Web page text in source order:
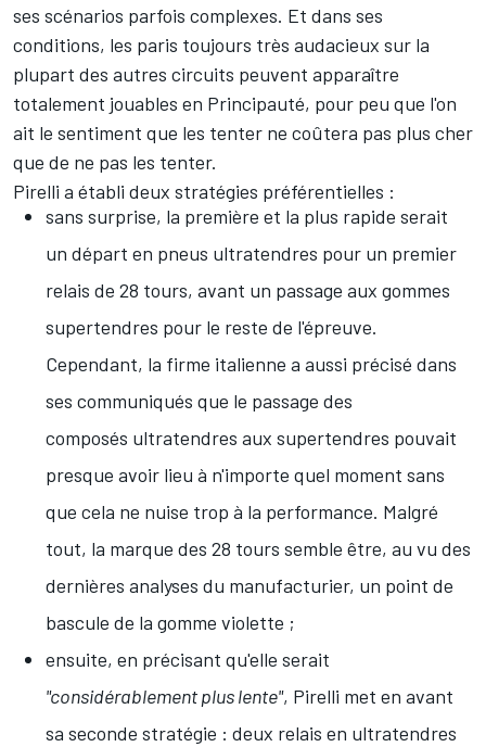
ses scénarios parfois complexes. Et dans ses
conditions, les paris toujours très audacieux sur la
plupart des autres circuits peuvent apparaître
totalement jouables en Principauté, pour peu que l'on
ait le sentiment que les tenter ne coûtera pas plus cher
que de ne pas les tenter.
Pirelli a établi deux stratégies préférentielles :
sans surprise, la première et la plus rapide serait
un départ en pneus ultratendres pour un premier
relais de 28 tours, avant un passage aux gommes
supertendres pour le reste de l'épreuve.
Cependant, la firme italienne a aussi précisé dans
ses communiqués que le passage des
composés ultratendres aux supertendres pouvait
presque avoir lieu à n'importe quel moment sans
que cela ne nuise trop à la performance. Malgré
tout, la marque des 28 tours semble être, au vu des
dernières analyses du manufacturier, un point de
bascule de la gomme violette ;
ensuite, en précisant qu'elle serait
"considérablement plus lente", Pirelli met en avant
sa seconde stratégie : deux relais en ultratendres